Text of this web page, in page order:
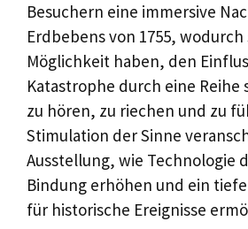
Besuchern eine immersive
Erdbebens von 1755, wodurch
Möglichkeit haben, den
Katastrophe durch eine Reihe
zu hören, zu riechen und zu
Stimulation der Sinne
Ausstellung, wie Technologie
Bindung erhöhen und ein
für historische Ereignisse